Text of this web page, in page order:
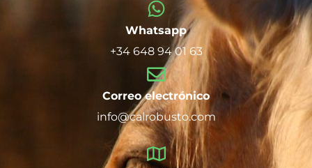
Whatsapp
+34 648 94 01 63
Correo electrónico
info@calrobusto.com